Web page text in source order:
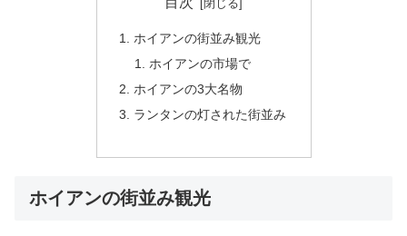
ホイアンの街並み観光
ホイアンの市場で
ホイアンの3大名物
ランタンの灯された街並み
ホイアンの街並み観光